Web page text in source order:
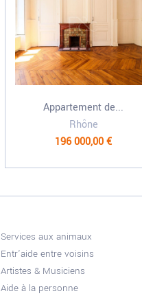
Appartement de...
Rhône
196 000,00 €
Services aux animaux
Entr'aide entre voisins
Artistes & Musiciens
Aide à la personne